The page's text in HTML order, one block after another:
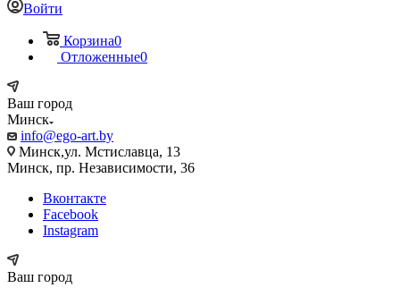
Войти
Корзина0
Отложенные0
Ваш город
Минск
info@ego-art.by
Минск,ул. Мстиславца, 13
Минск, пр. Независимости, 36
Вконтакте
Facebook
Instagram
Ваш город